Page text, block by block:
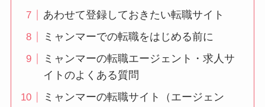
あわせて登録しておきたい転職サイト
ミャンマーでの転職をはじめる前に
ミャンマーの転職エージェント・求人サ
イトのよくある質問
ミャンマーの転職サイト（エージェン